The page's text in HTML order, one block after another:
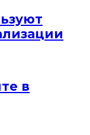
в